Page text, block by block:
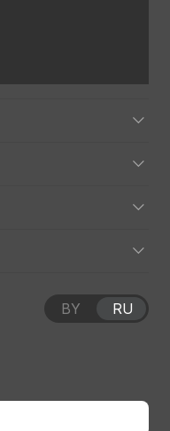
BY RU